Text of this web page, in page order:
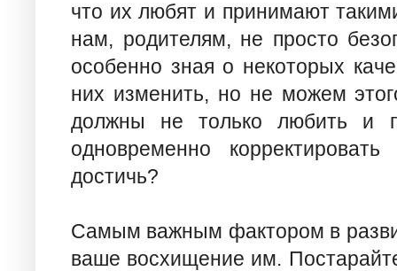
что их любят и принимают
нам, родителям, не просто
особенно зная о некоторых
них изменить, но не можем
должны не только любить и
одновременно
достичь?
Самым важным фактором в
ваше восхищение им.